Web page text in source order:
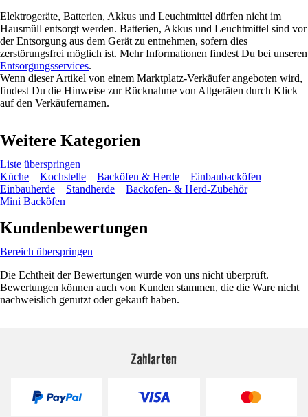
Elektrogeräte, Batterien, Akkus und Leuchtmittel dürfen nicht im
Hausmüll entsorgt werden. Batterien, Akkus und Leuchtmittel sind vor
der Entsorgung aus dem Gerät zu entnehmen, sofern dies
zerstörungsfrei möglich ist. Mehr Informationen findest Du bei unseren
Entsorgungsservices.
Wenn dieser Artikel von einem Marktplatz-Verkäufer angeboten wird,
findest Du die Hinweise zur Rücknahme von Altgeräten durch Klick
auf den Verkäufernamen.
Weitere Kategorien
Liste überspringen
Küche
Kochstelle Backöfen & Herde
Einbaubacköfen
Einbauherde
Standherde
Backofen- & Herd-Zubehör
Mini Backöfen
Kundenbewertungen
Bereich überspringen
Die Echtheit der Bewertungen wurde von uns nicht überprüft.
Bewertungen können auch von Kunden stammen, die die Ware nicht
nachweislich genutzt oder gekauft haben.
Zahlarten